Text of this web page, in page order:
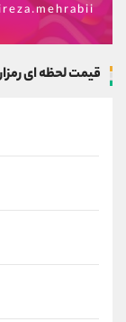
قیمت لحظه ای